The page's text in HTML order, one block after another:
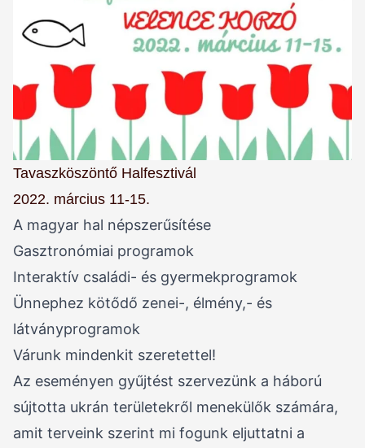
Tavaszköszöntő Halfesztivál
2022. március 11-15.
A magyar hal népszerűsítése
Gasztronómiai programok
Interaktív családi- és gyermekprogramok
Ünnephez kötődő zenei-, élmény,- és
látványprogramok
Várunk mindenkit szeretettel!
Az eseményen gyűjtést szervezünk a háború
sújtotta ukrán területekről menekülők számára,
amit terveink szerint mi fogunk eljuttatni a